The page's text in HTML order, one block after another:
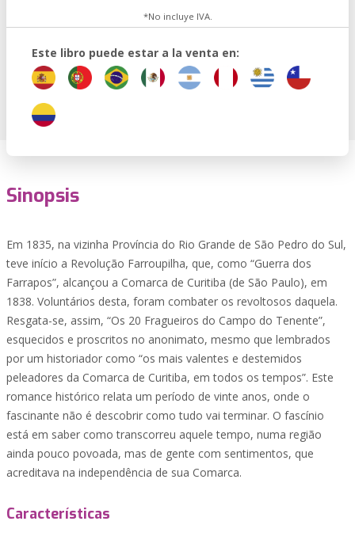
*No incluye IVA.
Este libro puede estar a la venta en:
Sinopsis
Em 1835, na vizinha Província do Rio Grande de São Pedro do Sul,
teve início a Revolução Farroupilha, que, como “Guerra dos
Farrapos”, alcançou a Comarca de Curitiba (de São Paulo), em
1838. Voluntários desta, foram combater os revoltosos daquela.
Resgata-se, assim, “Os 20 Fragueiros do Campo do Tenente”,
esquecidos e proscritos no anonimato, mesmo que lembrados
por um historiador como “os mais valentes e destemidos
peleadores da Comarca de Curitiba, em todos os tempos”. Este
romance histórico relata um período de vinte anos, onde o
fascinante não é descobrir como tudo vai terminar. O fascínio
está em saber como transcorreu aquele tempo, numa região
ainda pouco povoada, mas de gente com sentimentos, que
acreditava na independência de sua Comarca.
Características